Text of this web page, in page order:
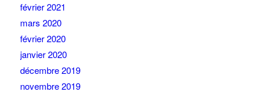
février 2021
mars 2020
février 2020
janvier 2020
décembre 2019
novembre 2019